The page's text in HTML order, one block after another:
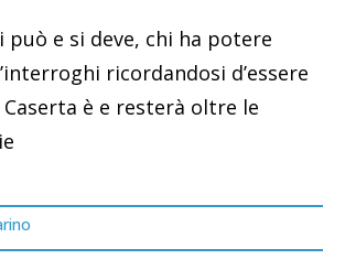
può e si deve, chi ha potere
ricordandosi d’essere
è e resterà oltre le